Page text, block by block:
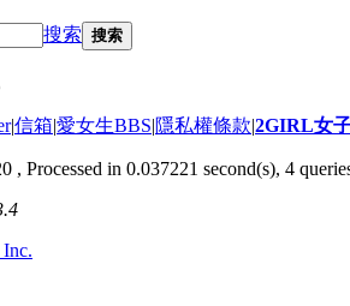
搜索 搜索
|信箱|愛女生BBS|隱私權條款|2GIRL女
, Processed in 0.037221 second(s), 4
Inc.